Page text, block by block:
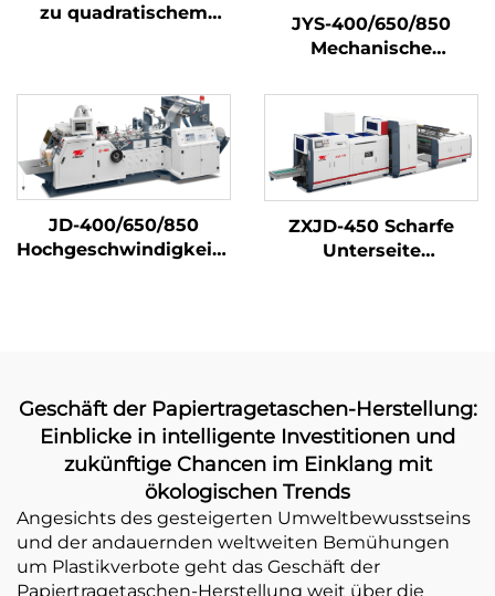
zu quadratischem
JYS-400/650/850
Mechanische
Herstellmaschine mit
Online-Druck
JD-400/650/850
Hochgeschwindigkeits-
ZXJD-450 Scharfe
Unterseite
Geschäft der Papiertragetaschen-Herstellung:
Einblicke in intelligente Investitionen und
zukünftige Chancen im Einklang mit
ökologischen Trends
Angesichts des gesteigerten Umweltbewusstseins
und der andauernden weltweiten Bemühungen
um Plastikverbote geht das Geschäft der
Papiertragetaschen-Herstellung weit über die